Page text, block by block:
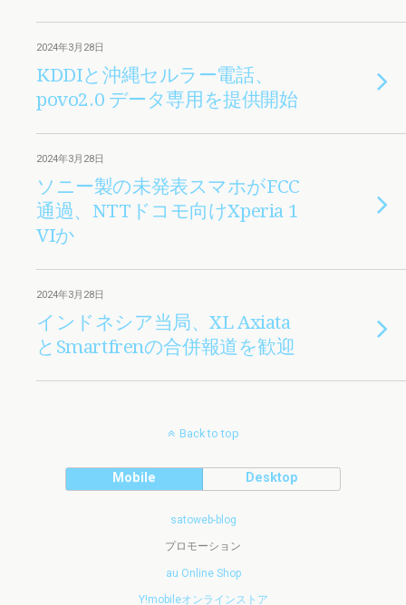
2024年3月28日
KDDIと沖縄セルラー電話、
povo2.0 データ専用を提供開始
2024年3月28日
ソニー製の未発表スマホがFCC
通過、NTTドコモ向けXperia 1
VIか
2024年3月28日
インドネシア当局、XL Axiata
とSmartfrenの合併報道を歓迎
Back to top
Mobile Desktop
satoweb-blog
プロモーション
au Online Shop
Y!mobileオンラインストア